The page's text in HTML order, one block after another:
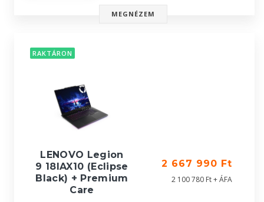
MEGNÉZEM
RAKTÁRON
LENOVO Legion
9 18IAX10 (Eclipse
Black) + Premium
Care
2 667 990 Ft
2 100 780 Ft + ÁFA